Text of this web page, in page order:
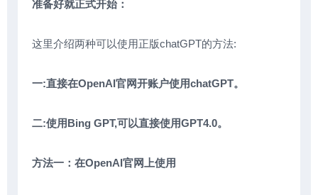
准备好就正式开始：
这里介绍两种可以使用正版chatGPT的方法:
一:直接在OpenAI官网开账户使用chatGPT。
二:使用Bing GPT,可以直接使用GPT4.0。
方法一：在OpenAI官网上使用